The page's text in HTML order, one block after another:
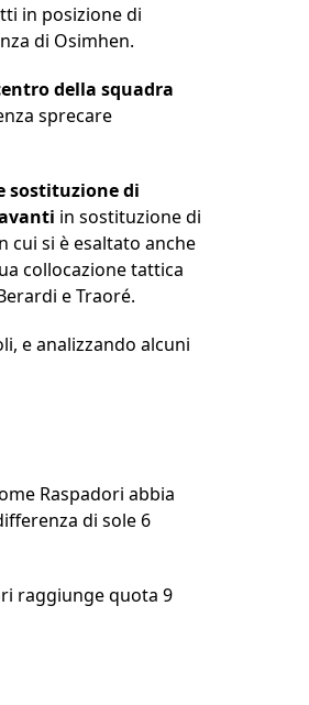
in posizione di
di Osimhen.
della squadra
sprecare
sostituzione di
in sostituzione di
cui si è esaltato anche
collocazione tattica
e Traoré.
e analizzando alcuni
Raspadori abbia
di sole 6
raggiunge quota 9